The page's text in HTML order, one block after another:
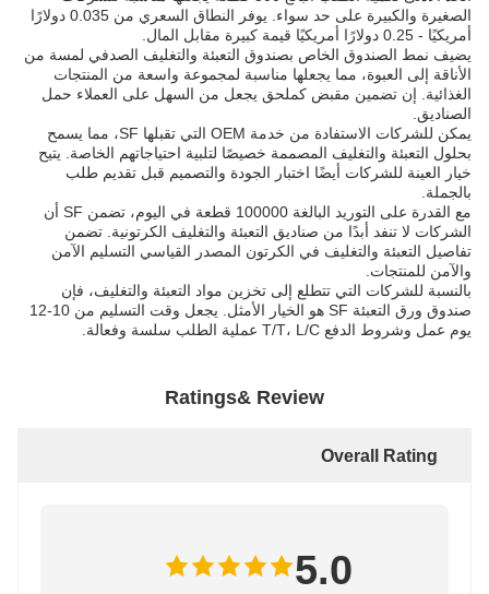
الصغيرة والكبيرة على حد سواء. يوفر النطاق السعري من 0.035 دولارًا
أمريكيًا - 0.25 دولارًا أمريكيًا قيمة كبيرة مقابل المال.
يضيف نمط الصندوق الخاص بصندوق التعبئة والتغليف الصدفي لمسة من
الأناقة إلى العبوة، مما يجعلها مناسبة لمجموعة واسعة من المنتجات
الغذائية. إن تضمين مقبض كملحق يجعل من السهل على العملاء حمل
الصناديق.
يمكن للشركات الاستفادة من خدمة OEM التي تقبلها SF، مما يسمح
بحلول التعبئة والتغليف المصممة خصيصًا لتلبية احتياجاتهم الخاصة. يتيح
خيار العينة للشركات أيضًا اختبار الجودة والتصميم قبل تقديم طلب
بالجملة.
مع القدرة على التوريد البالغة 100000 قطعة في اليوم، تضمن SF أن
الشركات لا تنفد أبدًا من صناديق التعبئة والتغليف الكرتونية. تضمن
تفاصيل التعبئة والتغليف في الكرتون المصدر القياسي التسليم الآمن
والآمن للمنتجات.
بالنسبة للشركات التي تتطلع إلى تخزين مواد التعبئة والتغليف، فإن
صندوق ورق التعبئة SF هو الخيار الأمثل. يجعل وقت التسليم من 10-12
يوم عمل وشروط الدفع T/T، L/C عملية الطلب سلسة وفعالة.
Ratings& Review
Overall Rating
5.0